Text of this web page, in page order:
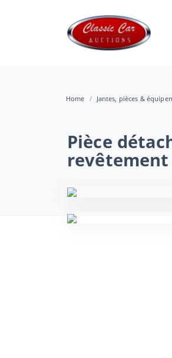
Home Jantes, pièces &
Pièce
revêtement